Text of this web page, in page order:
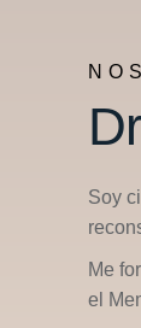
Soy
Me
el